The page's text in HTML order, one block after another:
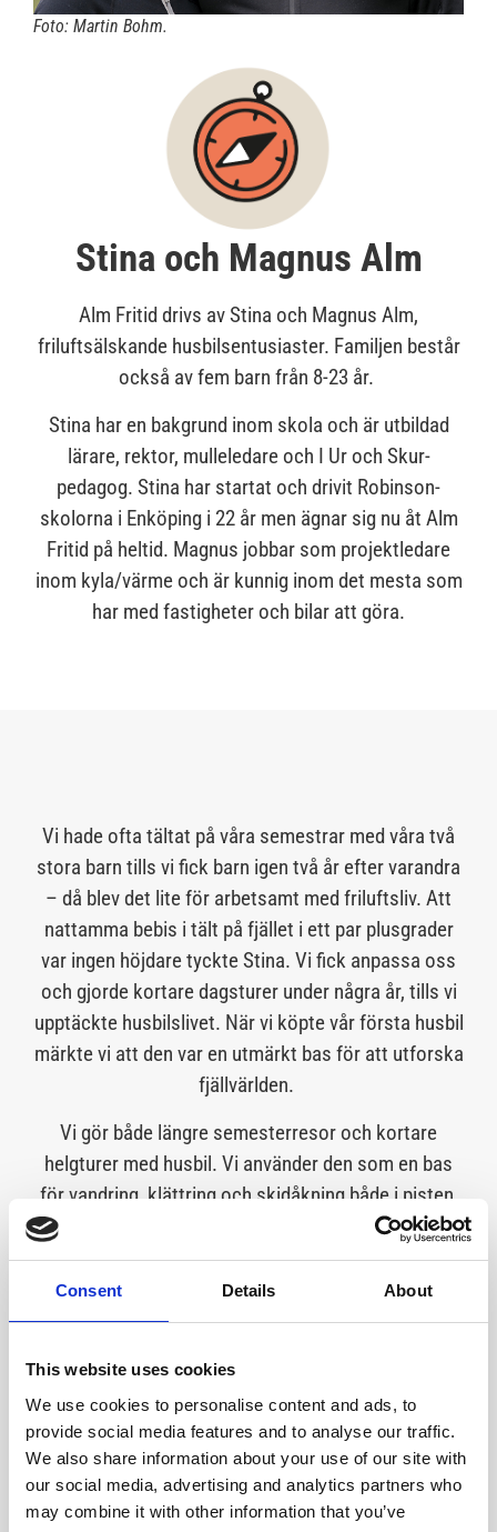
Consent Details About
This website uses cookies
We use cookies to personalise content and ads, to
provide social media features and to analyse our traffic.
We also share information about your use of our site with
our social media, advertising and analytics partners who
may combine it with other information that you’ve
Foto: Martin Bohm.
Stina och Magnus Alm
Alm Fritid drivs av Stina och Magnus Alm,
friluftsälskande husbilsentusiaster. Familjen består
också av fem barn från 8-23 år.
Stina har en bakgrund inom skola och är utbildad
lärare, rektor, mulleledare och I Ur och Skur-
pedagog. Stina har startat och drivit Robinson-
skolorna i Enköping i 22 år men ägnar sig nu åt Alm
Fritid på heltid. Magnus jobbar som projektledare
inom kyla/värme och är kunnig inom det mesta som
har med fastigheter och bilar att göra.
Vi hade ofta tältat på våra semestrar med våra två
stora barn tills vi fick barn igen två år efter varandra
– då blev det lite för arbetsamt med friluftsliv. Att
nattamma bebis i tält på fjället i ett par plusgrader
var ingen höjdare tyckte Stina. Vi fick anpassa oss
och gjorde kortare dagsturer under några år, tills vi
upptäckte husbilslivet. När vi köpte vår första husbil
märkte vi att den var en utmärkt bas för att utforska
fjällvärlden.
Vi gör både längre semesterresor och kortare
helgturer med husbil. Vi använder den som en bas
för vandring, klättring och skidåkning både i pisten,
längdspåret och på fjället. Oftast bor vi i husbilen,
men det händer att vi parkerar den vid en
fjällstation, packar med oss tält och är borta ett par
dagar för att sedan komma tillbaka och fortsätta